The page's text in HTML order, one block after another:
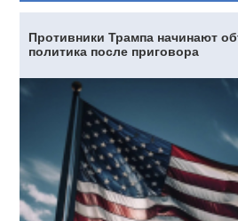
Противники Трампа начинают
политика после приговора